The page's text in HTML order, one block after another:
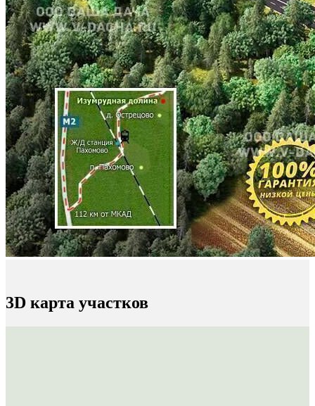
3D карта участков